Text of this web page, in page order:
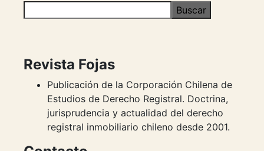
Buscar
Revista Fojas
Publicación de la Corporación Chilena de
Estudios de Derecho Registral. Doctrina,
jurisprudencia y actualidad del derecho
registral inmobiliario chileno desde 2001.